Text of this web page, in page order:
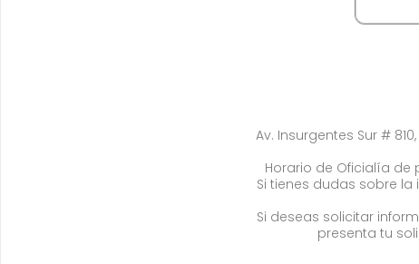
Av. Insurgentes Sur #
Horario de Oficialía de
Si tienes dudas sobre
Si deseas solicitar
presenta tu